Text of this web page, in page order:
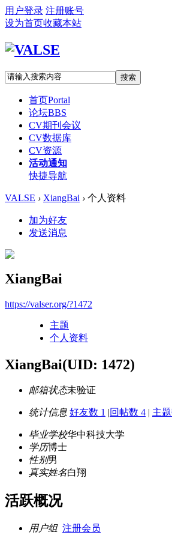
用户登录 注册账号
设为首页收藏本站
搜索
首页Portal
论坛BBS
CV期刊会议
CV数据库
CV资源
活动通知
快捷导航
VALSE › XiangBai › 个人资料
加为好友
发送消息
XiangBai
https://valser.org/?1472
主题
个人资料
XiangBai(UID: 1472)
邮箱状态未验证
统计信息 好友数 1 |回帖数 4 | 主
毕业学校华中科技大学
学历博士
性别男
真实姓名白翔
活跃概况
用户组 注册会员